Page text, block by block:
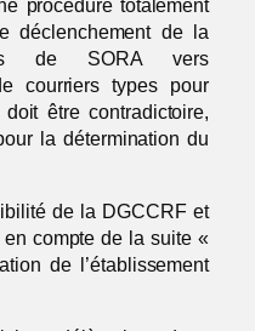
procédure totalement
déclenchement de la
de SORA vers
courriers types pour
être contradictoire,
la détermination du
de la DGCCRF et
compte de la suite «
de l’établissement